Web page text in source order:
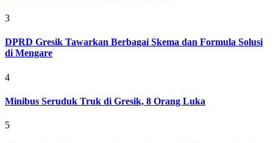
3
DPRD Gresik Tawarkan Berbagai Skema dan Formula Solusi
di Mengare
4
Minibus Seruduk Truk di Gresik, 8 Orang Luka
5